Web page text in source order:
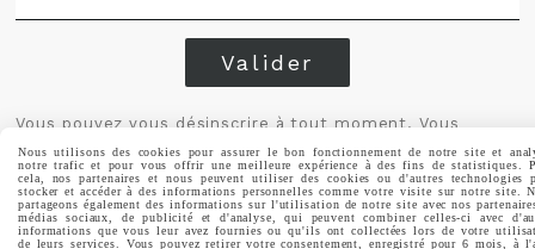
Valider
Vous pouvez vous désinscrire à tout moment. Vous
conditions d'utilisation du site.
Nous utilisons des cookies pour assurer le bon fonctionnement de notre site et
notre trafic et pour vous offrir une meilleure expérience à des fins de statistiques.
cela, nos partenaires et nous peuvent utiliser des cookies ou d'autres technologies
stocker et accéder à des informations personnelles comme votre visite sur notre site.
partageons également des informations sur l'utilisation de notre site avec nos
médias sociaux, de publicité et d'analyse, qui peuvent combiner celles-ci avec
informations que vous leur avez fournies ou qu'ils ont collectées lors de votre
de leurs services. Vous pouvez retirer votre consentement, enregistré pour 6 mois, à